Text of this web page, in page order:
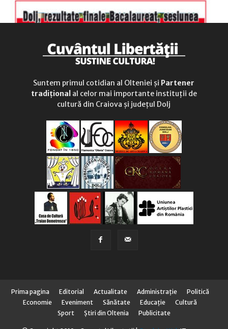
Suntem primul cotidian al Olteniei și Partener
tradițional al celor mai importante instituții de
cultură din Craiova și județul Dolj
Prima pagina Editorial Actualitate Administraţie
Politică
Economie
Eveniment Sănătate Educaţie
Cultură
Sport
Știri din Oltenia Publicitate